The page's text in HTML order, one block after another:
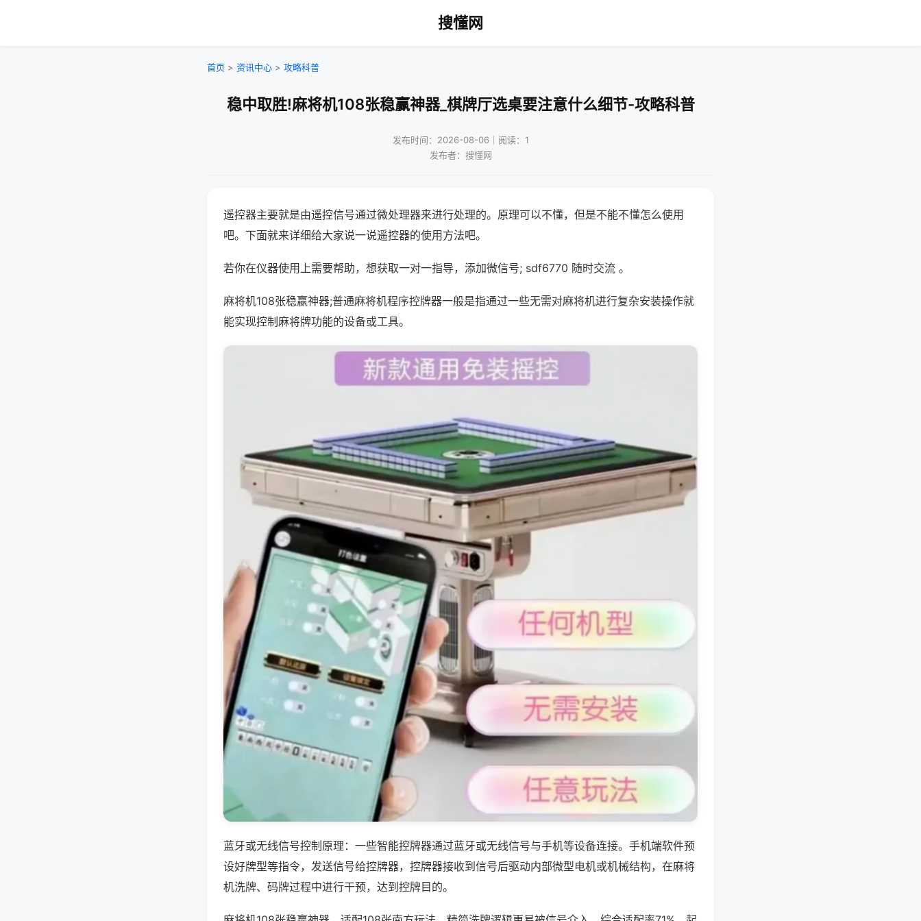
搜懂网
首页 > 资讯中心 > 攻略科普
稳中取胜!麻将机108张稳赢神器_棋牌厅选桌要注意什么细节-攻略科普
发布时间：2026-08-06｜阅读：1
发布者：搜懂网
遥控器主要就是由遥控信号通过微处理器来进行处理的。原理可以不懂，但是不能不懂怎么使用
吧。下面就来详细给大家说一说遥控器的使用方法吧。
若你在仪器使用上需要帮助，想获取一对一指导，添加微信号; sdf6770 随时交流 。
麻将机108张稳赢神器;普通麻将机程序控牌器一般是指通过一些无需对麻将机进行复杂安装操作就
能实现控制麻将牌功能的设备或工具。
蓝牙或无线信号控制原理：一些智能控牌器通过蓝牙或无线信号与手机等设备连接。手机端软件预
设好牌型等指令，发送信号给控牌器，控牌器接收到信号后驱动内部微型电机或机械结构，在麻将
机洗牌、码牌过程中进行干预，达到控牌目的。